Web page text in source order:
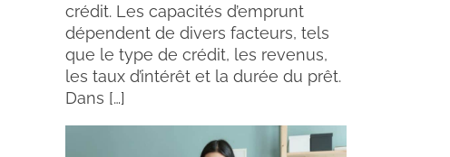
crédit. Les capacités d’emprunt
dépendent de divers facteurs, tels
que le type de crédit, les revenus,
les taux d’intérêt et la durée du prêt.
Dans […]